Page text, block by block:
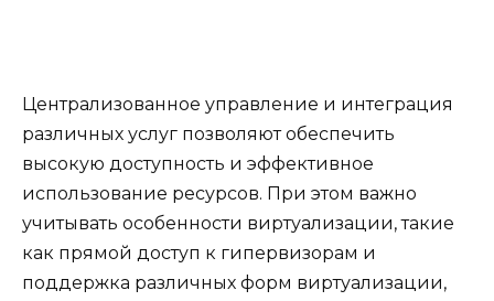
Централизованное управление и интеграция
различных услуг позволяют обеспечить
высокую доступность и эффективное
использование ресурсов. При этом важно
учитывать особенности виртуализации, такие
как прямой доступ к гипервизорам и
поддержка различных форм виртуализации,